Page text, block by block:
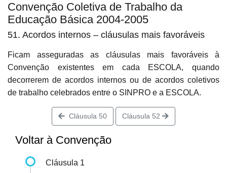
Convenção Coletiva de Trabalho da
Educação Básica 2004-2005
51. Acordos internos – cláusulas mais favoráveis
Ficam asseguradas as cláusulas mais favoráveis à
Convenção existentes em cada ESCOLA, quando
decorrerem de acordos internos ou de acordos coletivos
de trabalho celebrados entre o SINPRO e a ESCOLA.
Cláusula 50 Cláusula 52
Voltar à Convenção
Cláusula 1